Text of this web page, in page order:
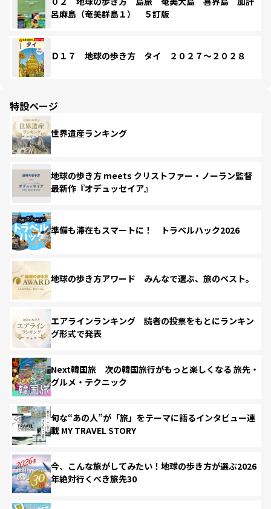
呂麻島（奄美群島１） ５訂版
Ｄ１７ 地球の歩き方 タイ ２０２７～２０２８
特設ページ
世界遺産ランキング
地球の歩き方 meets クリストファー・ノーラン監督
最新作『オデュッセイア』
準備も滞在もスマートに！ トラベルハック2026
地球の歩き方アワード みんなで選ぶ、旅のベスト。
エアラインランキング 読者の投票をもとにランキン
グ形式で発表
Next韓国旅 次の韓国旅行がもっと楽しくなる 旅先・
グルメ・テクニック
旬な“あの人”が「旅」をテーマに語るインタビュー連
載 MY TRAVEL STORY
今、こんな旅がしてみたい！地球の歩き方が選ぶ2026
年絶対行くべき旅先30